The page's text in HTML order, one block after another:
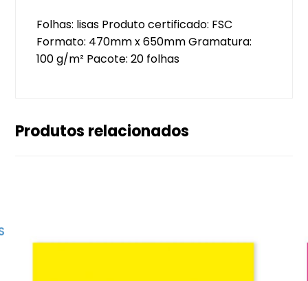
Folhas: lisas Produto certificado: FSC
Formato: 470mm x 650mm Gramatura:
100 g/m² Pacote: 20 folhas
Produtos relacionados